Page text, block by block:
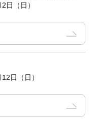
日（日）
日（日）